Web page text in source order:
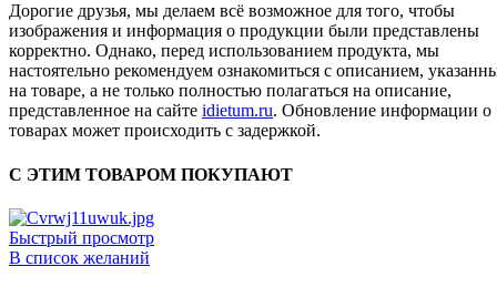
Дорогие друзья, мы делаем всё возможное для того, чтобы
изображения и информация о продукции были представлены
корректно. Однако, перед использованием продукта, мы
настоятельно рекомендуем ознакомиться с описанием,
на товаре, а не только полностью полагаться на описание,
представленное на сайте idietum.ru. Обновление информации о
товарах может происходить с задержкой.
С ЭТИМ ТОВАРОМ ПОКУПАЮТ
Быстрый просмотр
В список желаний